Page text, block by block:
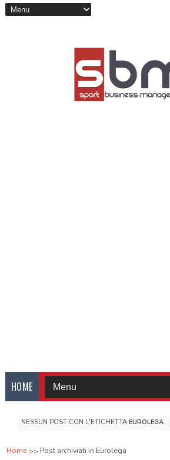
HOME
NESSUN POST CON L'ETICHETTAEUROLEGA.
Home Post archiviati in Eurolega